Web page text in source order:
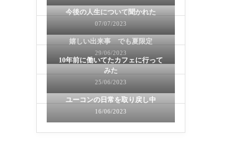
今後の人生について聞かれた
07/07/2023
嬉しい出来事 でも夏限定
29/06/2023
10年前に働いてたカフェに行って
みた
25/06/2023
ユーコンの日常を取り戻し中
16/06/2023